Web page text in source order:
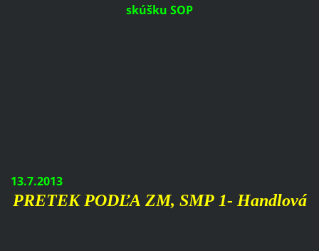
skúšku SOP
13.7.2013
PRETEK PODĽA ZM, SMP 1- Handlová